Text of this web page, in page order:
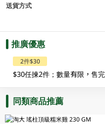
送貨方式
推廣優惠
2件$30
$30任揀2件；數量有限，售
同類商品推薦